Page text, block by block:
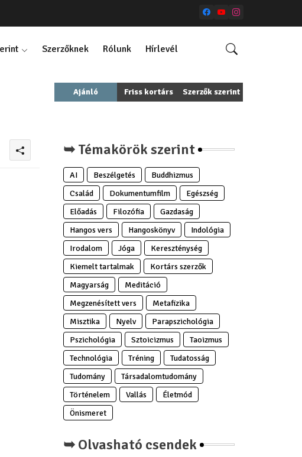
Szerzőknek Rólunk Hírlevél
Ajánló Friss kortárs Szerzők szerint
➥ Témakörök szerint
AI Beszélgetés
Buddhizmus
Család
Dokumentumfilm
Egészség
Előadás
Filozófia
Gazdaság
Hangos vers
Hangoskönyv
Indológia
Irodalom
Jóga
Kereszténység
Kiemelt tartalmak
Kortárs szerzők
Magyarság
Meditáció
Megzenésített vers
Metafizika
Misztika
Nyelv
Parapszichológia
Pszichológia
Sztoicizmus
Taoizmus
Technológia
Tréning
Tudatosság
Tudomány
Társadalomtudomány
Történelem
Vallás
Életmód
Önismeret
➥ Olvasható csendek